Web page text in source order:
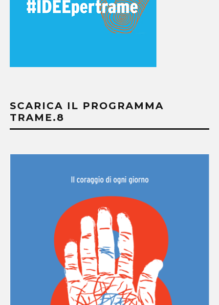
SCARICA IL PROGRAMMA
TRAME.8